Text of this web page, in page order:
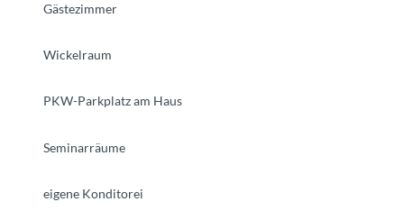
Gästezimmer
Wickelraum
PKW-Parkplatz am Haus
Seminarräume
eigene Konditorei